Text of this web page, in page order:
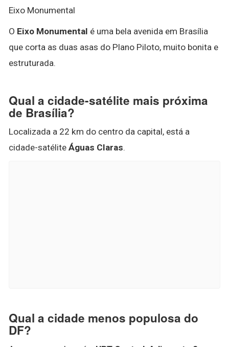
Eixo Monumental
O Eixo Monumental é uma bela avenida em Brasília
que corta as duas asas do Plano Piloto, muito bonita e
estruturada.
Qual a cidade-satélite mais próxima
de Brasília?
Localizada a 22 km do centro da capital, está a
cidade-satélite Águas Claras.
Qual a cidade menos populosa do
DF?